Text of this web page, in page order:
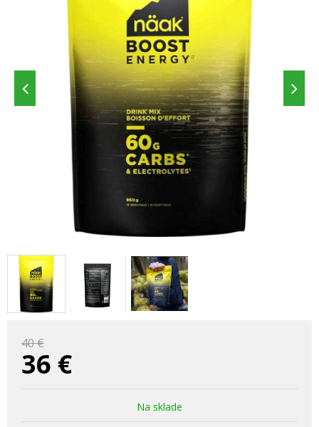
40 €
36 €
Na sklade